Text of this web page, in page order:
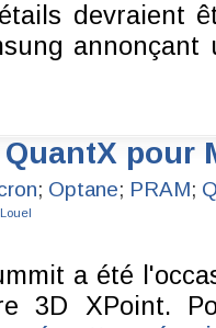
devraient
pour
; Optane; PRAM;
a été
3D XPoint.